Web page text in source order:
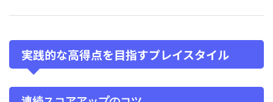
実践的な高得点を目指すプレイスタイル